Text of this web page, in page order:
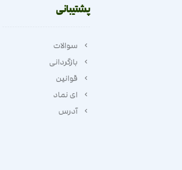
پشتیبانی
سوالات
بازگردانی
قوانین
ای نماد
آدرس